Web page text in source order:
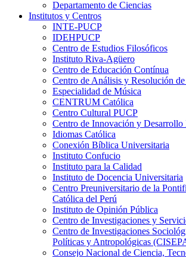
Departamento de Ciencias
Institutos y Centros
INTE-PUCP
IDEHPUCP
Centro de Estudios Filosóficos
Instituto Riva-Agüero
Centro de Educación Contínua
Centro de Análisis y Resolución
Especialidad de Música
CENTRUM Católica
Centro Cultural PUCP
Centro de Innovación y Desarrollo
Idiomas Católica
Conexión Bíblica Universitaria
Instituto Confucio
Instituto para la Calidad
Instituto de Docencia Universitaria
Centro Preuniversitario de la
Católica del Perú
Instituto de Opinión Pública
Centro de Investigaciones y
Centro de Investigaciones
Políticas y Antropológicas
Consejo Nacional de Ciencia,